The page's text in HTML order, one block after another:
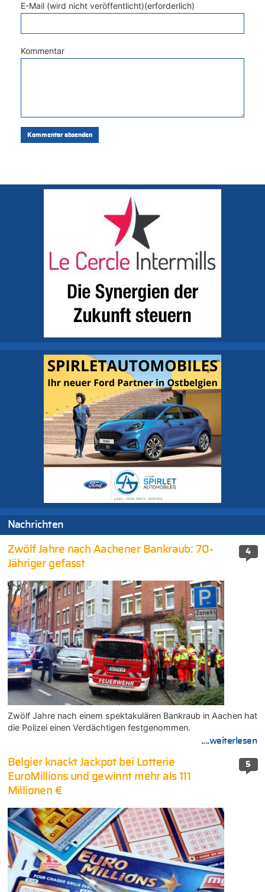
E-Mail (wird nicht veröffentlicht)(erforderlich)
Kommentar
Nachrichten
4
Zwölf Jahre nach Aachener Bankraub: 70-
Jähriger gefasst
Zwölf Jahre nach einem spektakulären Bankraub in Aachen hat
die Polizei einen Verdächtigen festgenommen.
....weiterlesen
5
Belgier knackt Jackpot bei Lotterie
EuroMillions und gewinnt mehr als 111
Millionen €